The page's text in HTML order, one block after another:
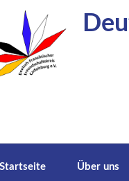
Startseite Über uns